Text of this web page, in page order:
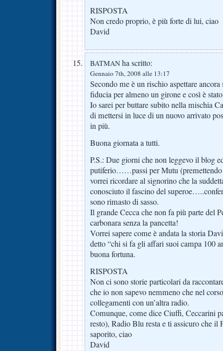
RISPOSTA
Non credo proprio, è più forte di lui, ciao
David
BATMAN ha scritto:
Gennaio 7th, 2008 alle 13:17
Secondo me è un rischio aspettare
fiducia per almeno un girone e così è
Io sarei per buttare subito nella mischia
di mettersi in luce di un nuovo arrivato
in più.
Buona giornata a tutti.
P.S.: Due giorni che non leggevo il blog
putiferio……passi per Mutu (premettendo
vorrei ricordare al signorino che la
conosciuto il fascino del
sono rimasto di sasso.
Il grande Cecca che non fa più parte del
carbonara senza la pancetta!
Vorrei sapere come è andata la storia
detto “chi si fa gli affari suoi campa 100
buona fortuna.
RISPOSTA
Non ci sono storie particolari da
che io non sapevo nemmeno che nel
collegamenti con un’altra radio.
Comunque, come dice Ciuffi, Ceccarini
resto), Radio Blu resta e ti assicuro che il
saporito, ciao
David